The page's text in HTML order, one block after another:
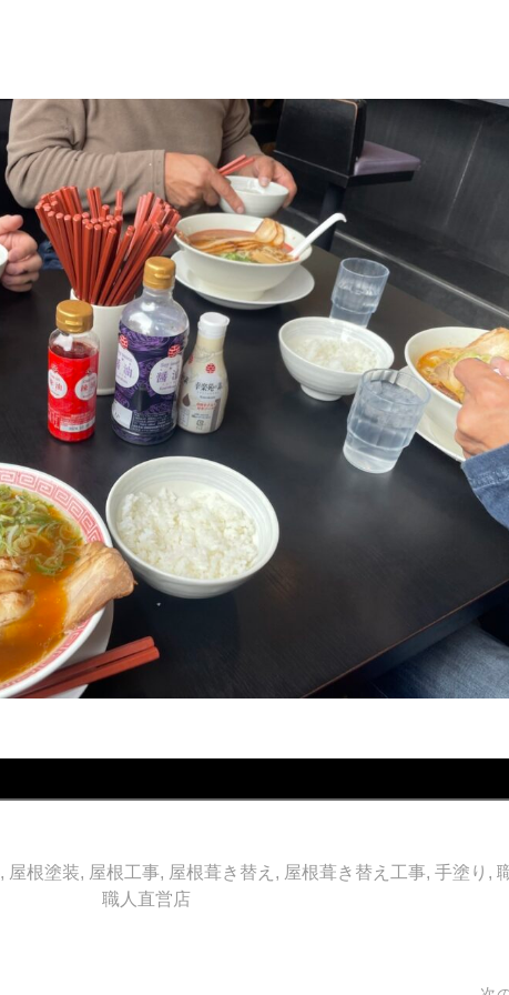
, 屋根塗装, 屋根工事, 屋根葺き替え , 屋根葺き替え工事, 手塗り ,
職人直営店